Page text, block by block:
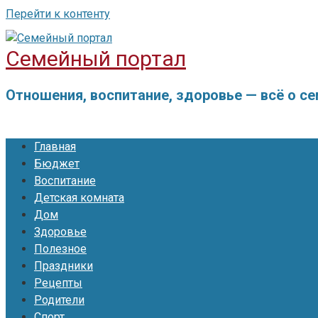
Перейти к контенту
Семейный портал
Отношения, воспитание, здоровье — всё о
Главная
Бюджет
Воспитание
Детская комната
Дом
Здоровье
Полезное
Праздники
Рецепты
Родители